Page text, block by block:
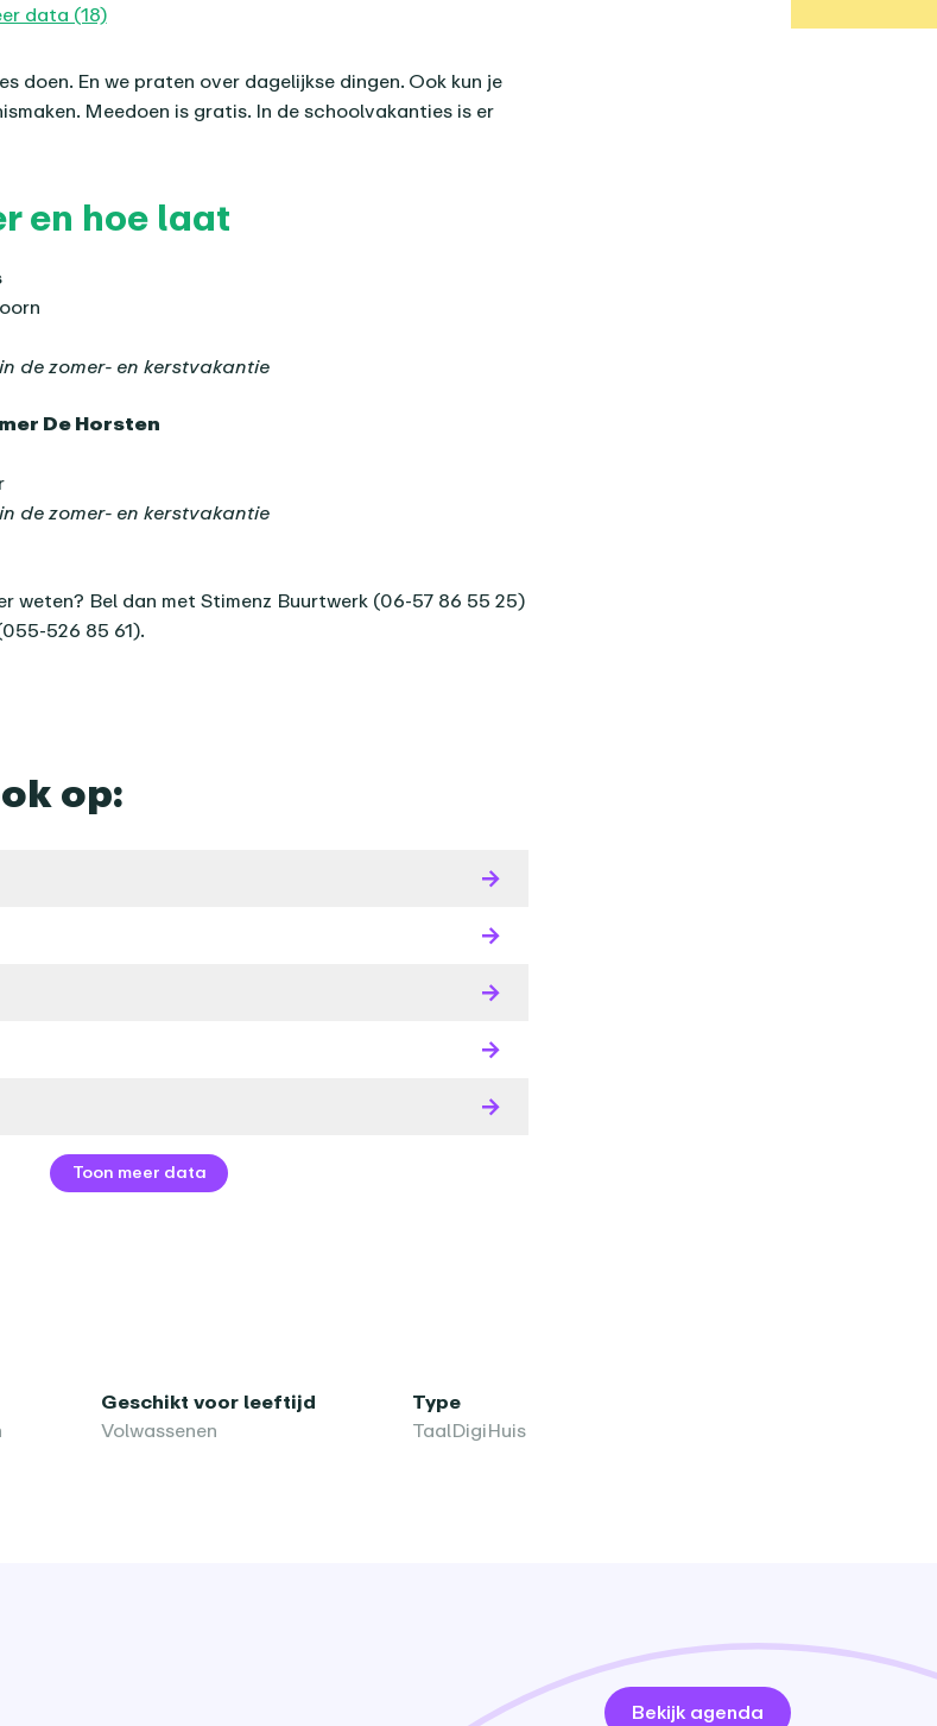
data (18)
doen. En we praten over dagelijkse dingen. Ook kun je
Meedoen is gratis. In de schoolvakanties is er
en hoe laat
de zomer- en kerstvakantie
De Horsten
de zomer- en kerstvakantie
weten? Bel dan met Stimenz Buurtwerk (06-57 86 55 25)
526 85 61).
op:
Toon meer data
Geschikt voor leeftijd
Volwassenen
Type
TaalDigiHuis
Bekijk agenda